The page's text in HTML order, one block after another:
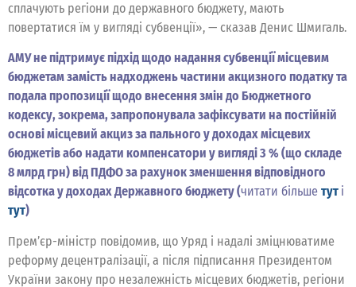
сплачують регіони до державного бюджету, мають
повертатися їм у вигляді субвенції», — сказав Денис Шмигаль.
АМУ не підтримує підхід щодо надання субвенції місцевим
бюджетам замість надходжень частини акцизного податку та
подала пропозиції щодо внесення змін до Бюджетного
кодексу, зокрема, запропонувала зафіксувати на постійній
основі місцевий акциз за пального у доходах місцевих
бюджетів або надати компенсатори у вигляді 3 % (що складе
8 млрд грн) від ПДФО за рахунок зменшення відповідного
відсотка у доходах Державного бюджету (читати більше тут і
тут)
Прем’єр-міністр повідомив, що Уряд і надалі зміцнюватиме
реформу децентралізації, а після підписання Президентом
України закону про незалежність місцевих бюджетів, регіони